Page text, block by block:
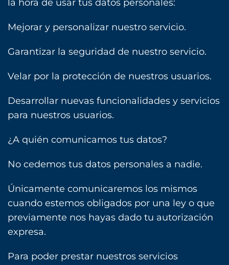
la hora de usar tus datos personales:
Mejorar y personalizar nuestro servicio.
Garantizar la seguridad de nuestro servicio.
Velar por la protección de nuestros usuarios.
Desarrollar nuevas funcionalidades y servicios
para nuestros usuarios.
¿A quién comunicamos tus datos?
No cedemos tus datos personales a nadie.
Únicamente comunicaremos los mismos
cuando estemos obligados por una ley o que
previamente nos hayas dado tu autorización
expresa.
Para poder prestar nuestros servicios